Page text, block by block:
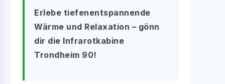
Erlebe tiefenentspannende
Wärme und Relaxation – gönn
dir die Infrarotkabine
Trondheim 90!